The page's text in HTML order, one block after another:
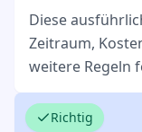
Diese
Zeitraum,
weitere Regeln
Richtig